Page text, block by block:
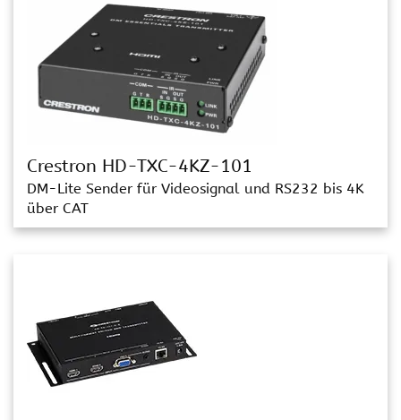
Crestron HD-TXC-4KZ-101
DM-Lite Sender für Videosignal und RS232 bis 4K
über CAT